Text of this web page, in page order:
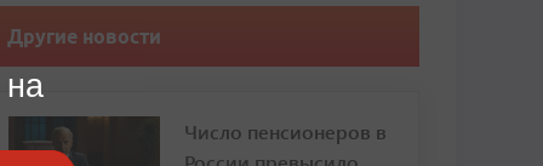
Другие новости
Число пенсионеров в